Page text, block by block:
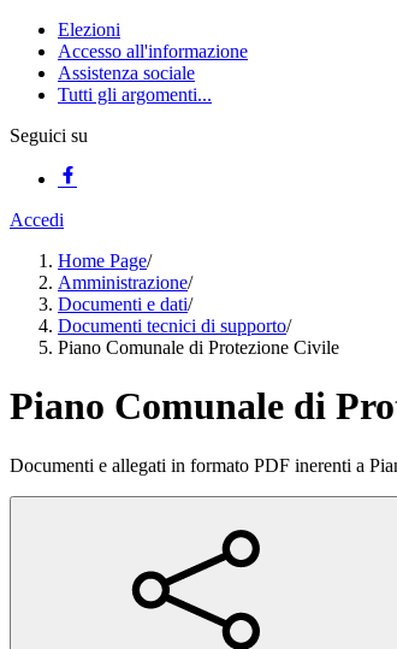
Elezioni
Accesso all'informazione
Assistenza sociale
Tutti gli argomenti...
Seguici su
Accedi
Home Page/
Amministrazione/
Documenti e dati/
Documenti tecnici di supporto/
Piano Comunale di Protezione Civile
Piano Comunale di
Documenti e allegati in formato PDF inerenti a